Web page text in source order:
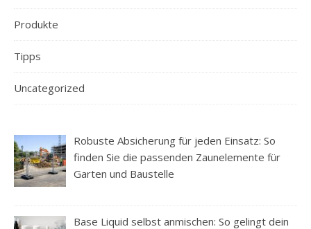
Produkte
Tipps
Uncategorized
Robuste Absicherung für jeden Einsatz: So
finden Sie die passenden Zaunelemente für
Garten und Baustelle
Base Liquid selbst anmischen: So gelingt dein